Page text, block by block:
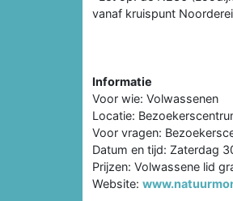
vanaf kruispunt
Informatie
Voor wie: Volwassenen
Locatie:
Voor vragen:
Datum en tijd: Zaterdag
Prijzen: Volwassene lid
Website: